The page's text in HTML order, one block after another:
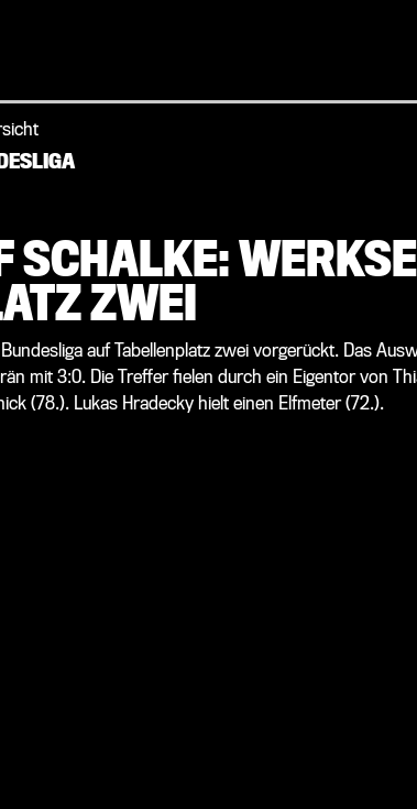
SCHALKE:
ZWEI
auf Tabellenplatz zwei vorgerückt. Das
mit 3:0. Die Treffer fielen durch ein Eigentor von
(78.). Lukas Hradecky hielt einen Elfmeter (72.).